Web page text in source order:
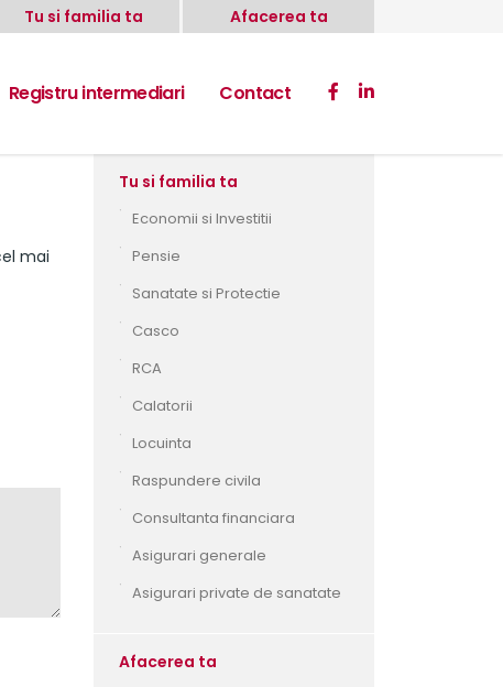
Tu si familia ta Afacerea ta
Registru intermediari Contact
mai
Tu si familia ta
Economii si Investitii
Pensie
Sanatate si Protectie
Casco
RCA
Calatorii
Locuinta
Raspundere civila
Consultanta financiara
Asigurari generale
Asigurari private de sanatate
Afacerea ta